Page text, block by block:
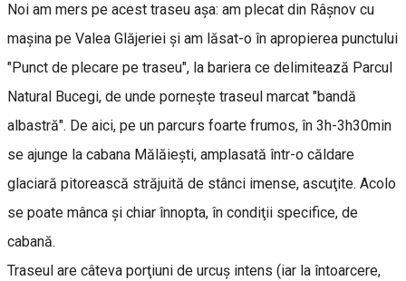
Noi am mers pe acest traseu aşa: am plecat din Râşnov cu
maşina pe Valea Glăjeriei şi am lăsat-o în apropierea punctului
"Punct de plecare pe traseu", la bariera ce delimitează Parcul
Natural Bucegi, de unde porneşte traseul marcat "bandă
albastră". De aici, pe un parcurs foarte frumos, în 3h-3h30min
se ajunge la cabana Mălăieşti, amplasată într-o căldare
glaciară pitorească străjuită de stânci imense, ascuţite. Acolo
se poate mânca şi chiar înnopta, în condiţii specifice, de
cabană.
Traseul are câteva porţiuni de urcuş intens (iar la întoarcere,